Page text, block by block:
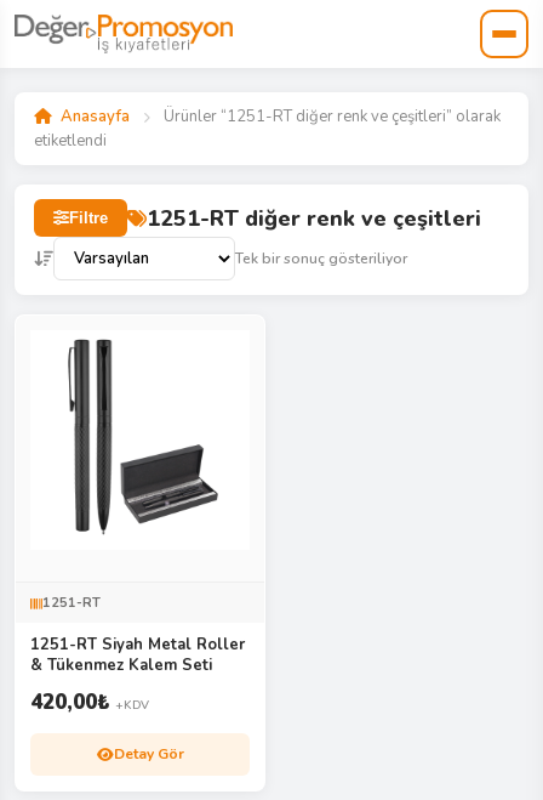
Anasayfa
Ürünler “1251-RT diğer renk ve çeşitleri” olarak
etiketlendi
Filtre 1251-RT diğer renk ve çeşitleri
Tek bir sonuç gösteriliyor
1251-RT
1251-RT Siyah Metal Roller
& Tükenmez Kalem Seti
420,00₺ +KDV
Detay Gör